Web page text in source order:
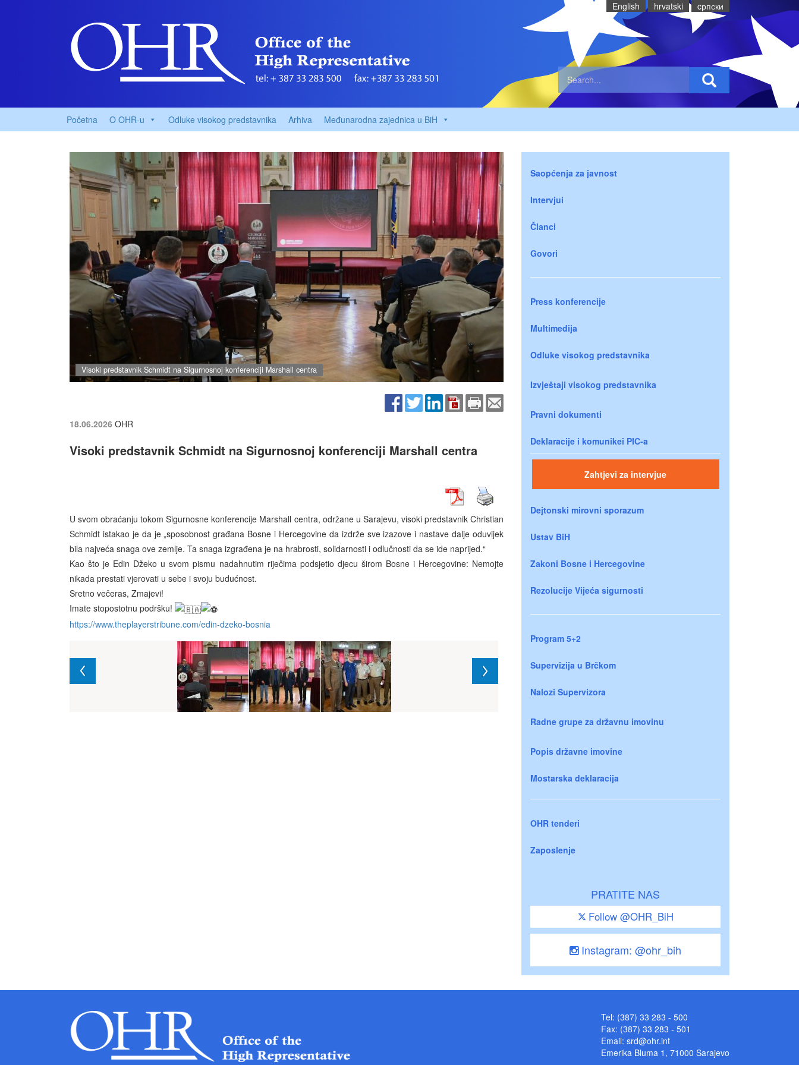
English hrvatski cрпски
Početna O OHR-u Odluke visokog predstavnika Arhiva Međunarodna zajednica u BiH
Visoki predstavnik Schmidt na Sigurnosnoj konferenciji Marshall centra
18.06.2026 OHR
Visoki predstavnik Schmidt na Sigurnosnoj konferenciji Marshall centra
U svom obraćanju tokom Sigurnosne konferencije Marshall centra, održane u Sarajevu, visoki predstavnik Christian
Schmidt istakao je da je „sposobnost građana Bosne i Hercegovine da izdrže sve izazove i nastave dalje oduvijek
bila najveća snaga ove zemlje. Ta snaga izgrađena je na hrabrosti, solidarnosti i odlučnosti da se ide naprijed.“
Kao što je Edin Džeko u svom pismu nadahnutim riječima podsjetio djecu širom Bosne i Hercegovine: Nemojte
nikada prestati vjerovati u sebe i svoju budućnost.
Sretno večeras, Zmajevi!
Imate stopostotnu podršku!
https://www.theplayerstribune.com/edin-dzeko-bosnia
Saopćenja za javnost
Intervjui
Članci
Govori
Press konferencije
Multimedija
Odluke visokog predstavnika
Izvještaji visokog predstavnika
Pravni dokumenti
Deklaracije i komunikei PIC-a
Zahtjevi za intervjue
Dejtonski mirovni sporazum
Ustav BiH
Zakoni Bosne i Hercegovine
Rezolucije Vijeća sigurnosti
Program 5+2
Supervizija u Brčkom
Nalozi Supervizora
Radne grupe za državnu imovinu
Popis državne imovine
Mostarska deklaracija
OHR tenderi
Zaposlenje
PRATITE NAS
Follow @OHR_BiH
Instagram: @ohr_bih
Tel: (387) 33 283 - 500
Fax: (387) 33 283 - 501
Email: srd@ohr.int
Emerika Bluma 1, 71000 Sarajevo